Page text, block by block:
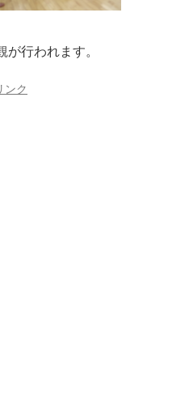
行われます。
ンク